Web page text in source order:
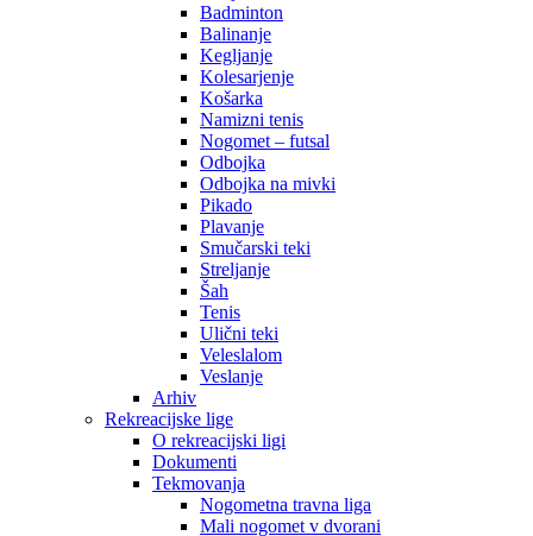
Badminton
Balinanje
Kegljanje
Kolesarjenje
Košarka
Namizni tenis
Nogomet – futsal
Odbojka
Odbojka na mivki
Pikado
Plavanje
Smučarski teki
Streljanje
Šah
Tenis
Ulični teki
Veleslalom
Veslanje
Arhiv
Rekreacijske lige
O rekreacijski ligi
Dokumenti
Tekmovanja
Nogometna travna liga
Mali nogomet v dvorani